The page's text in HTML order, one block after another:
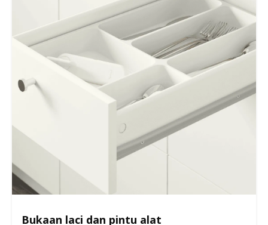
Bukaan laci dan pintu alat